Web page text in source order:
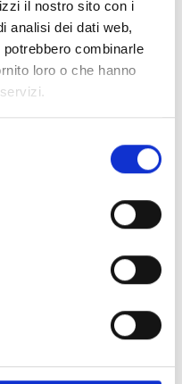
il nostro sito con i
analisi dei dati web,
combinarle
loro o che hanno
10
(bidirezionale)
su I-Bus, fino a
fino a 30 radiochiavi
(bidirezionale)
alla centrale di gestire,
e radiochiavi, anche
temperatura via radio